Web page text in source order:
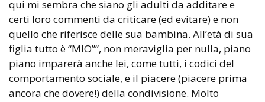
qui mi sembra che siano gli adulti da additare e
certi loro commenti da criticare (ed evitare) e non
quello che riferisce delle sua bambina. All’età di sua
figlia tutto è “MIO””, non meraviglia per nulla, piano
piano imparerà anche lei, come tutti, i codici del
comportamento sociale, e il piacere (piacere prima
ancora che dovere!) della condivisione. Molto